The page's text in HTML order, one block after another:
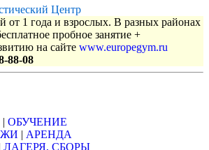
Центр
от 1 года и взрослых. В разных районах
пробное занятие +
на сайте www.europegym.ru
88-08
| ОБУЧЕНИЕ
| АРЕНДА
ЛАГЕРЯ, СБОРЫ